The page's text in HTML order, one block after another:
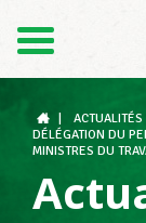
Le
ACTUALITÉS
DÉLÉGATION DU
MINISTRES DU